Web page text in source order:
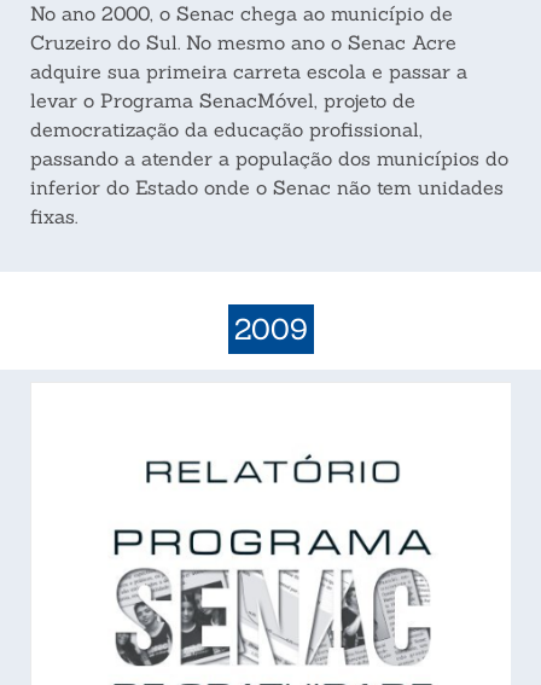
No ano 2000, o Senac chega ao município de
Cruzeiro do Sul. No mesmo ano o Senac Acre
adquire sua primeira carreta escola e passar a
levar o Programa SenacMóvel, projeto de
democratização da educação profissional,
passando a atender a população dos municípios do
inferior do Estado onde o Senac não tem unidades
fixas.
2009